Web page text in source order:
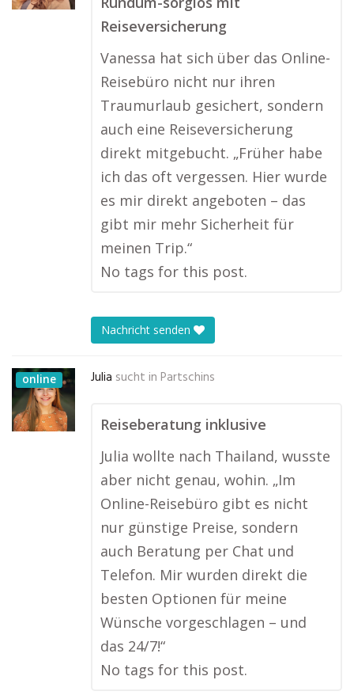
Reiseversicherung
Vanessa hat sich über das Online-
Reisebüro nicht nur ihren
Traumurlaub gesichert, sondern
auch eine Reiseversicherung
direkt mitgebucht. „Früher habe
ich das oft vergessen. Hier wurde
es mir direkt angeboten – das
gibt mir mehr Sicherheit für
meinen Trip.“
No tags for this post.
Nachricht senden
online Julia sucht in Partschins
Reiseberatung inklusive
Julia wollte nach Thailand, wusste
aber nicht genau, wohin. „Im
Online-Reisebüro gibt es nicht
nur günstige Preise, sondern
auch Beratung per Chat und
Telefon. Mir wurden direkt die
besten Optionen für meine
Wünsche vorgeschlagen – und
das 24/7!“
No tags for this post.